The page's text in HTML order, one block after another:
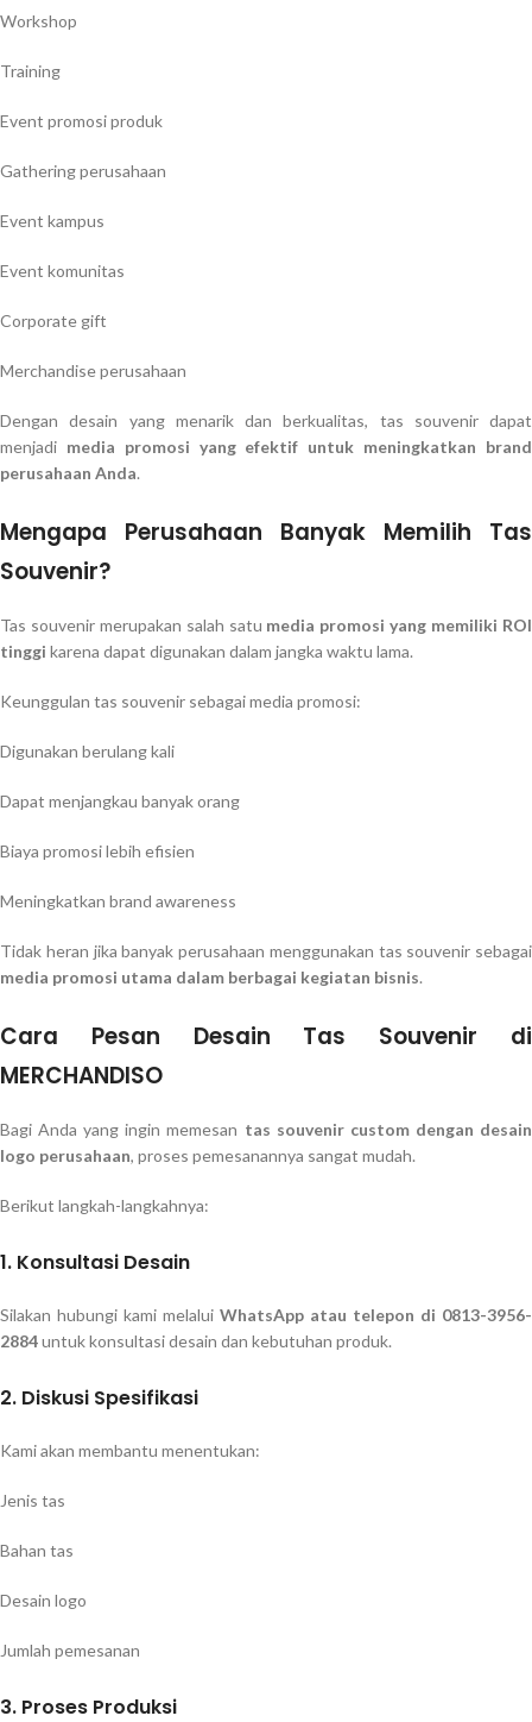
Workshop
Training
Event promosi produk
Gathering perusahaan
Event kampus
Event komunitas
Corporate gift
Merchandise perusahaan
Dengan desain yang menarik dan berkualitas, tas souvenir dapat
menjadi media promosi yang efektif untuk meningkatkan brand
perusahaan Anda.
Mengapa Perusahaan Banyak Memilih Tas
Souvenir?
Tas souvenir merupakan salah satu media promosi yang memiliki ROI
tinggi karena dapat digunakan dalam jangka waktu lama.
Keunggulan tas souvenir sebagai media promosi:
Digunakan berulang kali
Dapat menjangkau banyak orang
Biaya promosi lebih efisien
Meningkatkan brand awareness
Tidak heran jika banyak perusahaan menggunakan tas souvenir sebagai
media promosi utama dalam berbagai kegiatan bisnis.
Cara Pesan Desain Tas Souvenir di
MERCHANDISO
Bagi Anda yang ingin memesan tas souvenir custom dengan desain
logo perusahaan, proses pemesanannya sangat mudah.
Berikut langkah-langkahnya:
1. Konsultasi Desain
Silakan hubungi kami melalui WhatsApp atau telepon di 0813-3956-
2884untuk konsultasi desain dan kebutuhan produk.
2. Diskusi Spesifikasi
Kami akan membantu menentukan:
Jenis tas
Bahan tas
Desain logo
Jumlah pemesanan
3. Proses Produksi